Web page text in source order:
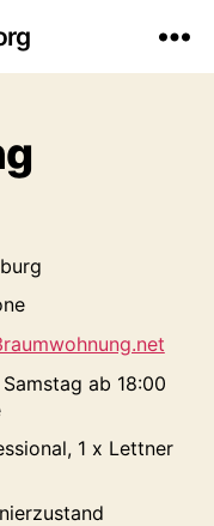
ab 18:00
1 x Lettner